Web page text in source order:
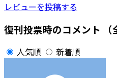
レビューを投稿する
復刊投票時のコメント
人気順 新着順